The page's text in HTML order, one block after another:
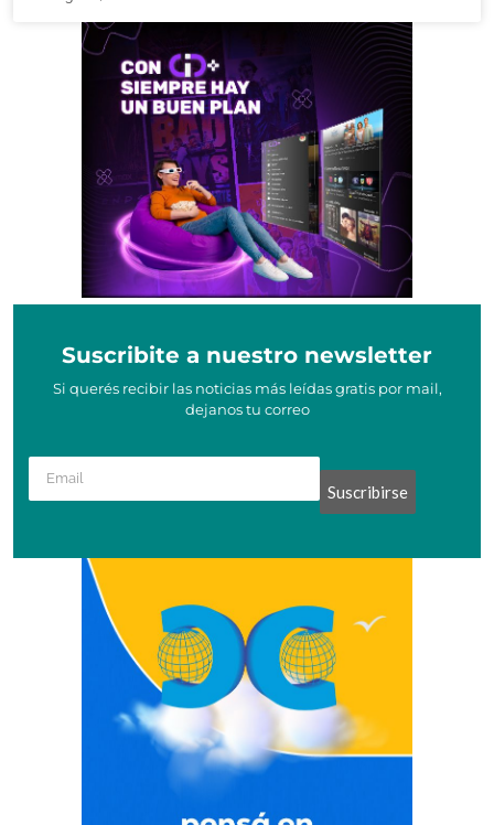
Suscribite a nuestro newsletter
Si querés recibir las noticias más leídas gratis por mail,
dejanos tu correo
Suscribirse